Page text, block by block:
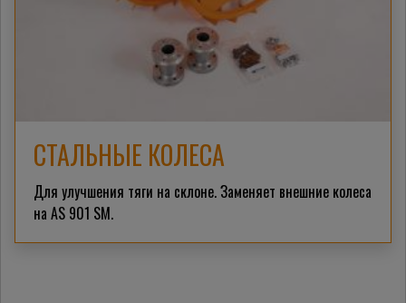
СТАЛЬНЫЕ КОЛЕСА
Для улучшения тяги на склоне.Заменяет внешние колеса
на AS 901 SM.